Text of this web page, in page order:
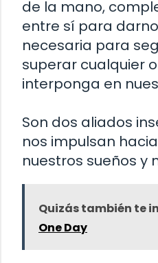
de la mano,
entre sí para
necesaria para
superar cualquier
interponga en
Son dos aliados
nos impulsan
nuestros sueños y
Quizás también te
One Day